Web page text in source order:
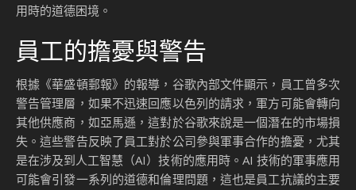
用時的道德困境。
員工的擔憂與警告
根據《華盛頓郵報》的報導，谷歌內部文件顯示，員工曾多次
警告管理層，如果不迅速回應以色列的請求，軍方可能會轉向
其他供應商，如亞馬遜，這對於谷歌來說是一個潛在的市場損
失。這些警告反映了員工對於公司參與軍事合作的擔憂，尤其
是在涉及到人工智慧（AI）技術的應用時。AI 技術的軍事應用
可能會引發一系列的道德和倫理問題，這也是員工抗議的主要